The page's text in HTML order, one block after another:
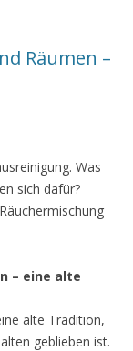
Räumen –
Was
sich dafür?
– eine alte
alte Tradition,
geblieben ist.